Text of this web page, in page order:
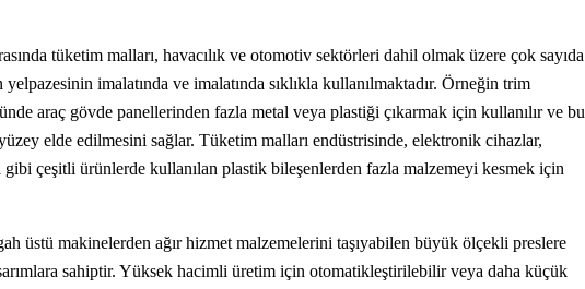
tüketim malları, havacılık ve otomotiv sektörleri dahil olmak üzere çok sayıda
imalatında ve imalatında sıklıkla kullanılmaktadır. Örneğin trim
araç gövde panellerinden fazla metal veya plastiği çıkarmak için kullanılır ve bu
elde edilmesini sağlar. Tüketim malları endüstrisinde, elektronik cihazlar,
çeşitli ürünlerde kullanılan plastik bileşenlerden fazla malzemeyi kesmek için
üstü makinelerden ağır hizmet malzemelerini taşıyabilen büyük ölçekli preslere
sahiptir. Yüksek hacimli üretim için otomatikleştirilebilir veya daha küçük